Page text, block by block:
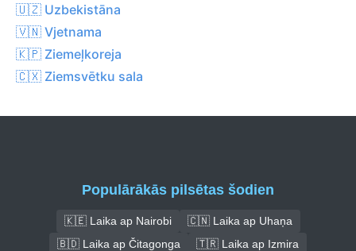
🇺🇿 Uzbekistāna
🇻🇳 Vjetnama
🇰🇵 Ziemeļkoreja
🇨🇽 Ziemsvētku sala
Populārākās pilsētas šodien
🇰🇪 Laika ap Nairobi
🇨🇳 Laika ap Uhaņa
🇧🇩 Laika ap Čitagonga
🇹🇷 Laika ap Izmira